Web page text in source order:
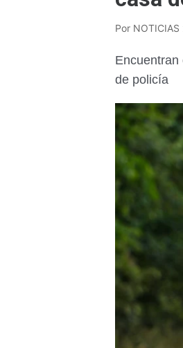
Por NOTICIAS
Encuentran
de policía